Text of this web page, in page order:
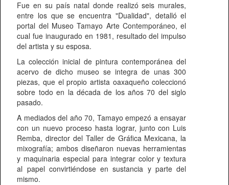
Fue en su país natal donde realizó seis murales,
entre los que se encuentra "Dualidad", detalló el
portal del Museo Tamayo Arte Contemporáneo, el
cual fue inaugurado en 1981, resultado del impulso
del artista y su esposa.
La colección inicial de pintura contemporánea del
acervo de dicho museo se integra de unas 300
piezas, que el propio artista oaxaqueño coleccionó
sobre todo en la década de los años 70 del siglo
pasado.
A mediados del año 70, Tamayo empezó a ensayar
con un nuevo proceso hasta lograr, junto con Luis
Remba, director del Taller de Gráfica Mexicana, la
mixografía; ambos diseñaron nuevas herramientas
y maquinaria especial para integrar color y textura
al papel convirtiéndose en sustancia y parte del
mismo.